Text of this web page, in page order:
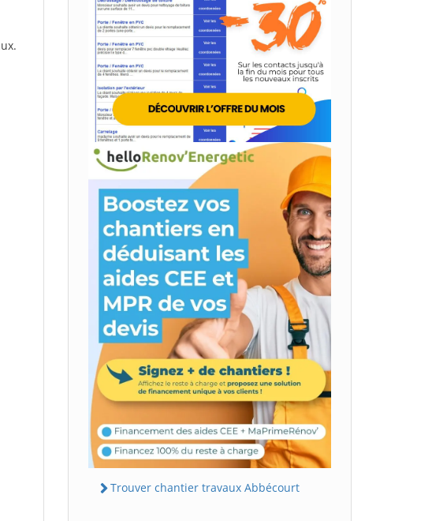
Trouver chantier travaux Abbécourt